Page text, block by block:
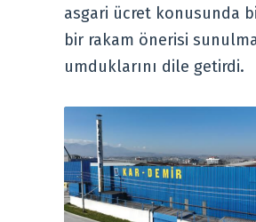
asgari ücret konusunda
bir rakam önerisi
umduklarını dile getirdi.